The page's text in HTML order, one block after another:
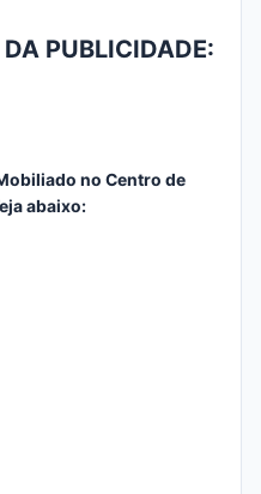
PUBLICIDADE:
no Centro de
abaixo: